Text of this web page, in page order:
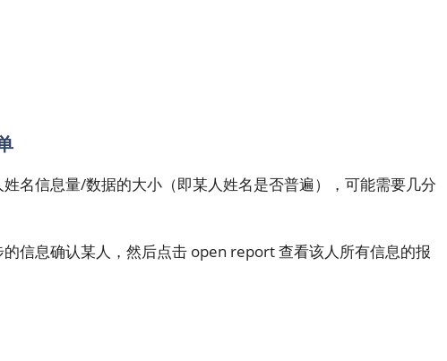
名信息量/数据的大小（即某人姓名是否普遍），可能需要几分
信息确认某人，然后点击 open report 查看该人所有信息的报